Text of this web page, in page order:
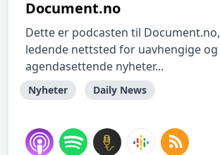
Document.no
Dette er podcasten til
ledende nettsted for uavhengige og
agendasettende nyheter...
Nyheter Daily News